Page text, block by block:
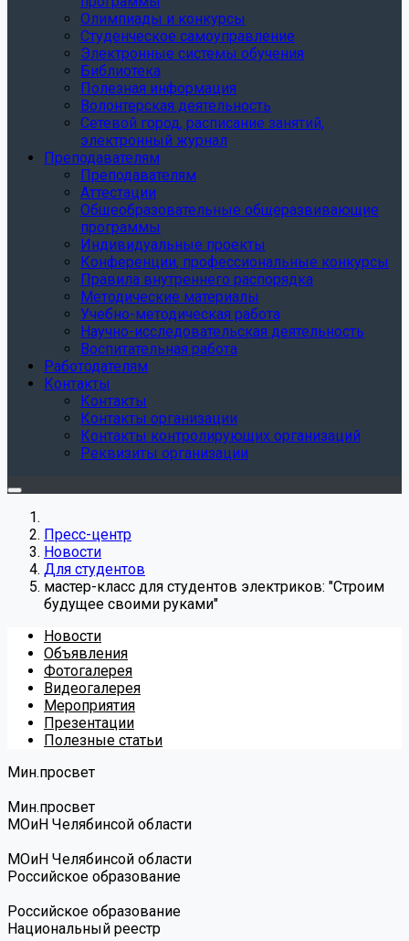
Олимпиады и конкурсы
Студенческое самоуправление
Электронные системы обучения
Библиотека
Полезная информация
Волонтерская деятельность
Сетевой город, расписание занятий,
электронный журнал
Преподавателям
Преподавателям
Аттестации
Общеобразовательные общеразвивающие
программы
Индивидуальные проекты
Конференции, профессиональные конкурсы
Правила внутреннего распорядка
Методические материалы
Учебно-методическая работа
Научно-исследовательская деятельность
Воспитательная работа
Работодателям
Контакты
Контакты
Контакты организации
Контакты контролирующих организаций
Реквизиты организации
Пресс-центр
Новости
Для студентов
мастер-класс для студентов электриков: "Строим
будущее своими руками"
Новости
Объявления
Фотогалерея
Видеогалерея
Мероприятия
Презентации
Полезные статьи
Мин.просвет
Мин.просвет
МОиН Челябинсой области
МОиН Челябинсой области
Российское образование
Российское образование
Национальный реестр